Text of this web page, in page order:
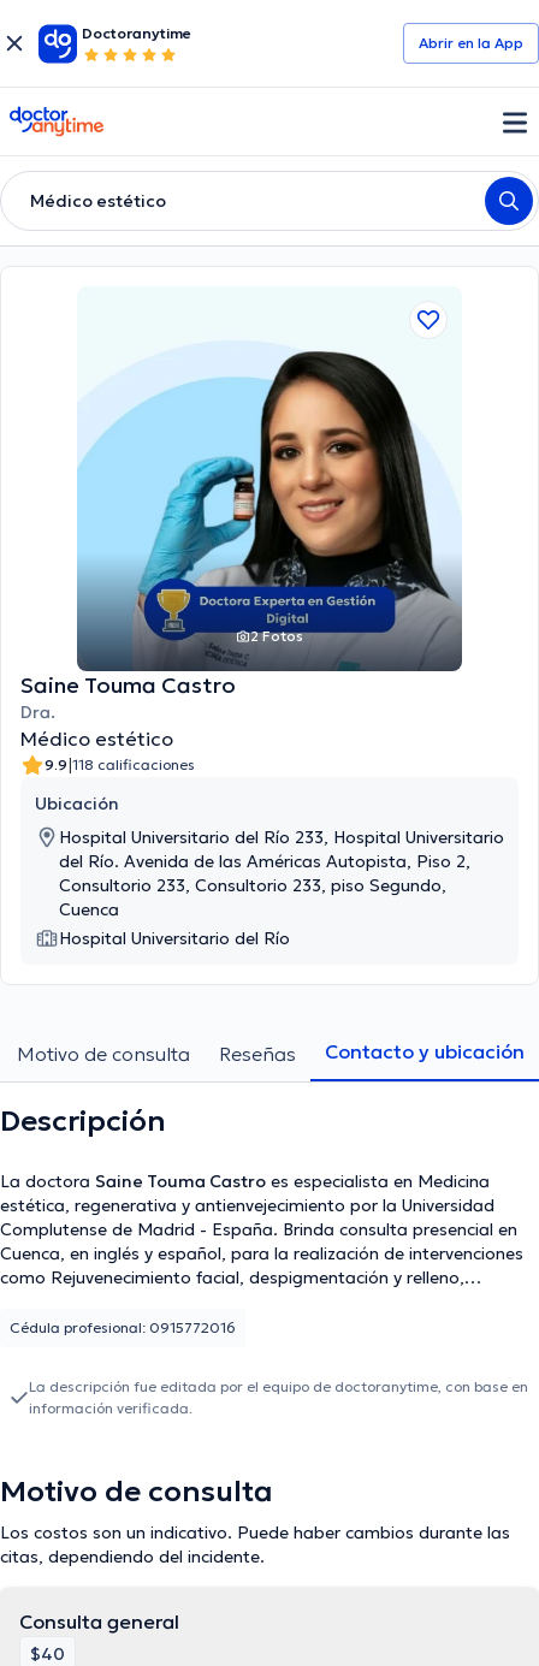
Doctoranytime
Abrir en la App
doctoranytime
Médico estético
2 Fotos
Saine Touma Castro
Dra.
Médico estético
9.9|118 calificaciones
Ubicación
Hospital Universitario del Río 233, Hospital Universitario
del Río. Avenida de las Américas Autopista, Piso 2,
Consultorio 233, Consultorio 233, piso Segundo,
Cuenca
Hospital Universitario del Río
Motivo de consulta Reseñas Contacto y ubicación
Descripción
La doctora Saine Touma Castro es especialista en Medicina
estética, regenerativa y antienvejecimiento por la Universidad
Complutense de Madrid - España. Brinda consulta presencial en
Cuenca, en inglés y español, para la realización de intervenciones
como Rejuvenecimiento facial, despigmentación y relleno,
fibrosis, láser, entre otros.
Cédula profesional: 0915772016
La descripción fue editada por el equipo de doctoranytime, con base en
información verificada.
Motivo de consulta
Los costos son un indicativo. Puede haber cambios durante las
citas, dependiendo del incidente.
Consulta general
$40